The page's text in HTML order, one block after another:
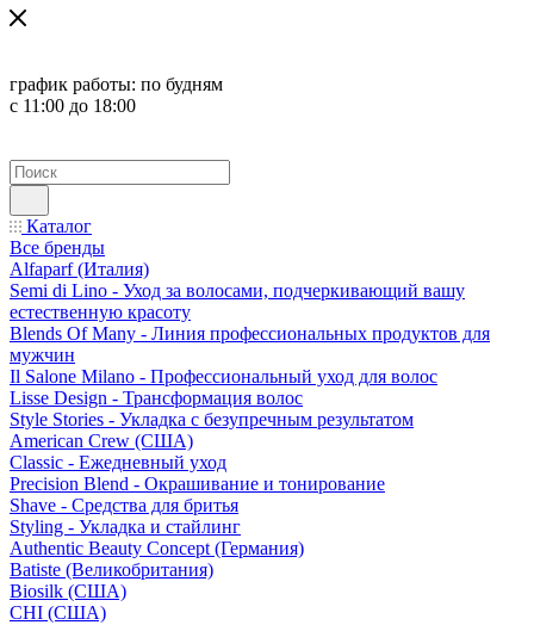
график работы: по будням
с 11:00 до 18:00
Каталог
Все бренды
Alfaparf (Италия)
Semi di Lino - Уход за волосами, подчеркивающий вашу
естественную красоту
Blends Of Many - Линия профессиональных продуктов для
мужчин
Il Salone Milano - Профессиональный уход для волос
Lisse Design - Трансформация волос
Style Stories - Укладка с безупречным результатом
American Crew (США)
Classic - Ежедневный уход
Precision Blend - Окрашивание и тонирование
Shave - Средства для бритья
Styling - Укладка и стайлинг
Authentic Beauty Concept (Германия)
Batiste (Великобритания)
Biosilk (США)
CHI (США)